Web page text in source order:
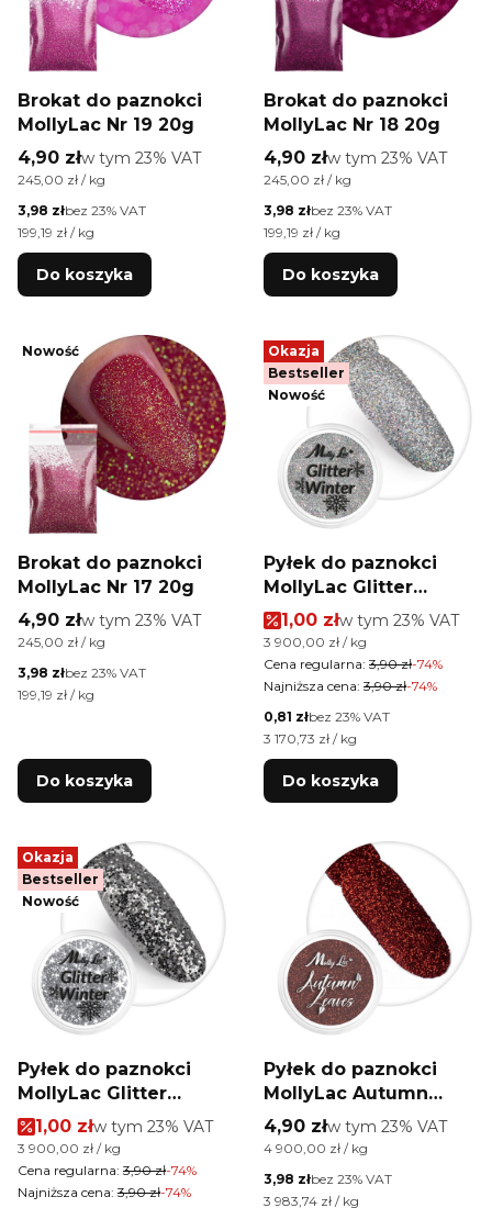
Brokat do paznokci
MollyLac Nr 19 20g
Cena brutto
4,90 złw tym %s VAT
w tym 23% VAT
Cena jednostkowa brutto
245,00 zł / kg
Cena netto
3,98 złbez 23% VAT
Cena jednostkowa netto
199,19 zł / kg
Do koszyka
Brokat do paznokci
MollyLac Nr 18 20g
Cena brutto
4,90 złw tym %s VAT
w tym 23% VAT
Cena jednostkowa brutto
245,00 zł / kg
Cena netto
3,98 złbez 23% VAT
Cena jednostkowa netto
199,19 zł / kg
Do koszyka
Nowość
Brokat do paznokci
MollyLac Nr 17 20g
Cena brutto
4,90 złw tym %s VAT
w tym 23% VAT
Cena jednostkowa brutto
245,00 zł / kg
Cena netto
3,98 złbez 23% VAT
Cena jednostkowa netto
199,19 zł / kg
Do koszyka
Okazja
Bestseller
Nowość
Pyłek do paznokci
MollyLac Glitter
Winter 1g Nr 2
Cena promocyjna
1,00 złw tym %s VAT
w tym 23% VAT
Cena jednostkowa brutto
3 900,00 zł / kg
Cena regularna: 3,90 zł-74%
Najniższa cena: 3,90 zł-74%
Cena netto
0,81 złbez 23% VAT
Cena jednostkowa netto
3 170,73 zł / kg
Do koszyka
Okazja
Bestseller
Nowość
Pyłek do paznokci
MollyLac Glitter
Winter 1g Nr 1
Cena promocyjna brutto
1,00 złw tym %s VAT
w tym 23% VAT
Cena jednostkowa brutto
3 900,00 zł / kg
Cena regularna: 3,90 zł-74%
Najniższa cena: 3,90 zł-74%
Pyłek do paznokci
MollyLac Autumn
Leaves 1g Nr 5
Cena brutto
4,90 złw tym %s VAT
w tym 23% VAT
Cena jednostkowa brutto
4 900,00 zł / kg
Cena netto
3,98 złbez 23% VAT
Cena jednostkowa netto
3 983,74 zł / kg